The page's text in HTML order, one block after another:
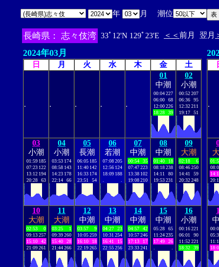
年 月 潮位
長崎県： 志々伎湾 33ﾟ12'N 129ﾟ23'E ＜＜ 前月 翌月
2024年03月
日 月 火 水 木 金 土
. . . . .
01
中潮
00:04227
06:00
68
12:00226
18:28
39
02
小潮
00:52207
06:36
95
12:32211
19:17
51
03
小潮
01:59 185
07:23 122
13:12 194
20:28
63
04
小潮
03:53 174
08:58 143
14:23 178
22:14
66
05
長潮
06:05 185
11:40 142
16:33 174
23:51
54
06
若潮
07:08205
12:56 124
18:09 188
07
中潮
00:54
35
07:47223
13:38 102
19:08210
08
中潮
01:40
18
08:18238
14:11
80
19:53231
09
大潮
02:18
6
08:46250
14:41
59
20:32248
10
大潮
02:53
0
09:13257
15:10
42
21:09261
11
大潮
03:25
1
09:39260
15:40
28
21:44266
12
中潮
03:57
9
10:05259
16:10
18
22:19265
13
中潮
04:27
23
10:31 254
16:41
15
22:55256
14
中潮
04:57
42
10:57246
17:13
17
23:33241
15
中潮
05:28
65
11:24235
17:49
26
16
小潮
00:16221
06:01
90
11:52221
18:32
39
.